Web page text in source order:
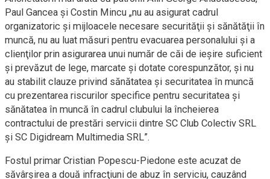
Paul Gancea şi Costin Mincu „nu au asigurat cadrul
organizatoric şi mijloacele necesare securităţii şi sănătăţii în
muncă, nu au luat măsuri pentru evacuarea personalului şi a
clienţilor prin asigurarea unui număr de căi de ieşire suficient
şi prevăzut de lege, marcate şi dotate corespunzător, şi nu
au stabilit clauze privind sănătatea şi securitatea în muncă
cu prezentarea riscurilor specifice pentru securitatea şi
sănătatea în muncă în cadrul clubului la încheierea
contractului de prestări servicii dintre SC Club Colectiv SRL
şi SC Digidream Multimedia SRL”.
Fostul primar Cristian Popescu-Piedone este acuzat de
săvârşirea a două infracţiuni de abuz în serviciu, cauzând